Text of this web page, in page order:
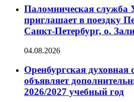
Паломническая служба
приглашает в поездку
Санкт-Петербург, о.
04.08.2026
Оренбургская духовная
объявляет
2026/2027 учебный год